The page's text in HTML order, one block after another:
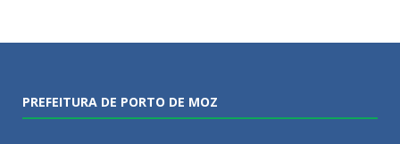
PREFEITURA DE PORTO DE MOZ